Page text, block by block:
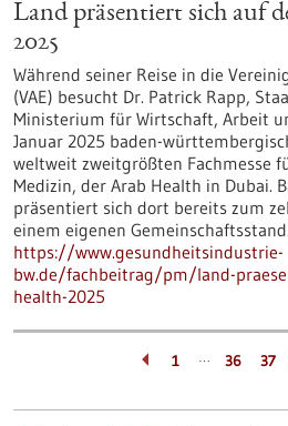
Land präsentiert sich auf
2025
Während seiner Reise in die
(VAE) besucht Dr. Patrick Rapp,
Ministerium für Wirtschaft, Arbeit
Januar 2025 baden-
weltweit zweitgrößten Fachmesse
Medizin, der Arab Health in Dubai.
präsentiert sich dort bereits zum
einem eigenen Gemeinschaftsstand.
https://www.gesundheitsindustrie-
bw.de/fachbeitrag/pm/land-
health-2025
1 … 36 37